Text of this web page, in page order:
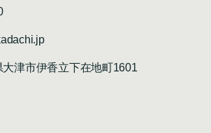
津市伊香立下在地町1601